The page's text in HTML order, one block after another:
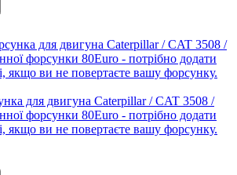
для двигуна Caterpillar / CAT 3508 /
форсунки 80Euro - потрібно додати
якщо ви не повертаєте вашу форсунку.